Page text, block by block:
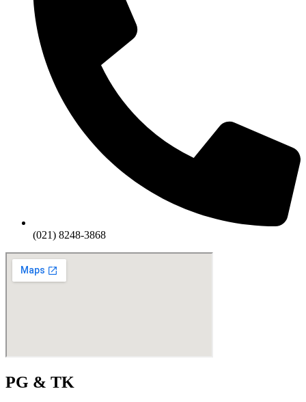
(021) 8248-3868
PG & TK